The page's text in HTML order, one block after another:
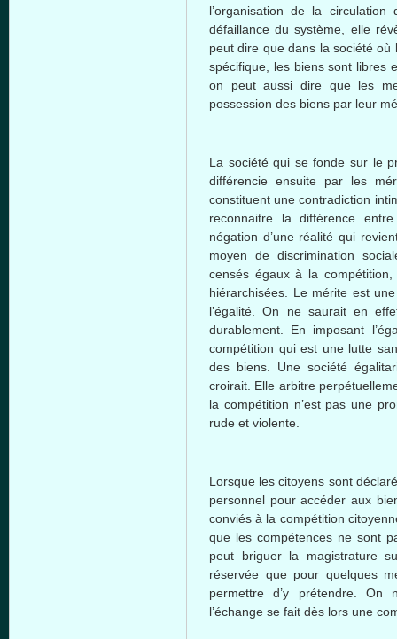
l’organisation de la circulation
défaillance dusystème elle
peut dire que dans la société où
spécifique , les biens sont libres
on peut aussi dire queles
possession des biens par leur
La sociétéqui sefonde sur le
différencie ensuite par les
constituent une contradiction
reconnaitre ladifférence entre
négation d’une réalité qui
moyen de discrimination
censés égaux à la compétition
hiérarchisées . Le mérite est une
l’égalité . On ne sauraiten
durablement . En imposant
compétition quiest une lutte
des biens. Une société
croirait . Elle arbitre
la compétition n’estpas une
rude et violente
Lorsque lescitoyens sont
personnel pouraccéder aux
conviés à la compétition
que lescompétences nesont
peut
briguerla magistrature
réservée quepour quelques
permettre
d’y prétendre. On
l’échange se fait dès lors une